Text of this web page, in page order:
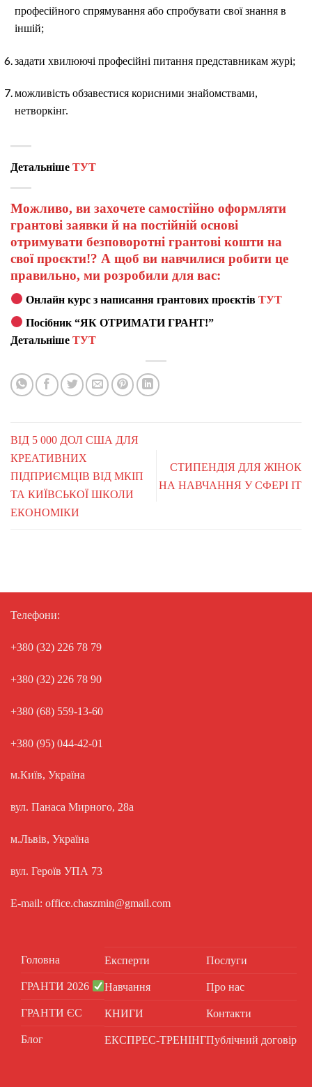
професійного спрямування або спробувати свої знання в
іншій;
задати хвилюючі професійні питання представникам журі;
можливість обзавестися корисними знайомствами,
нетворкінг.
Детальніше ТУТ
Можливо, ви захочете самостійно оформляти
грантові заявки й на постійній основі
отримувати безповоротні грантові кошти на
свої проєкти!? А щоб ви навчилися робити це
правильно, ми розробили для вас:
Онлайн курс з написання грантових проєктівТУТ
Посібник “ЯК ОТРИМАТИ ГРАНТ!”
Детальніше ТУТ
ВІД 5 000 ДОЛ США ДЛЯ
КРЕАТИВНИХ
ПІДПРИЄМЦІВ ВІД МКІП
ТА КИЇВСЬКОЇ ШКОЛИ
ЕКОНОМІКИ
СТИПЕНДІЯ ДЛЯ ЖІНОК
НА НАВЧАННЯ У СФЕРІ ІТ
Телефони:
+380 (32) 226 78 79
+380 (32) 226 78 90
+380 (68) 559-13-60
+380 (95) 044-42-01
м.Київ, Україна
вул. Панаса Мирного, 28а
м.Львів, Україна
вул. Героїв УПА 73
E-mail: office.chaszmin@gmail.com
Головна
ГРАНТИ 2026
ГРАНТИ ЄС
Блог
Експерти
Навчання
КНИГИ
ЕКСПРЕС-ТРЕНІНГ
Послуги
Про нас
Контакти
Публічний договір